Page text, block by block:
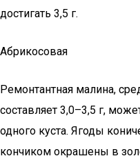
достигать 3,5 г.
Абрикосовая
Ремонтантная малина,
составляет 3,0–3,5 г,
одного куста. Ягоды
кончиком окрашены в